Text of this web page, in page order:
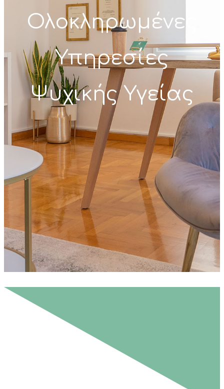
Ολοκληρωμένες
Υπηρεσίες
Ψυχικής Υγείας